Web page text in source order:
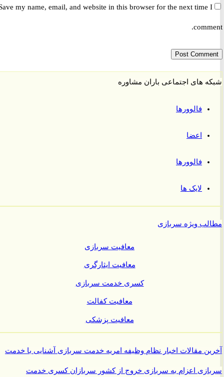
Save my name, email, and website in this browser for the next time
های اجتماعی باران مشاوره
فالوورها
اعضا
فالوورها
لایک ها
ویژه سربازی
معافیت سربازی
معافیت ایثارگری
کسری خدمت سربازی
معافیت کفالت
معافیت پزشکی
مقالاتاخبار نظام وظیفهامریهخدمت سربازیآشنایی با خدمت
اعزام به سربازیخروج از کشور سربازانکسری خدمت